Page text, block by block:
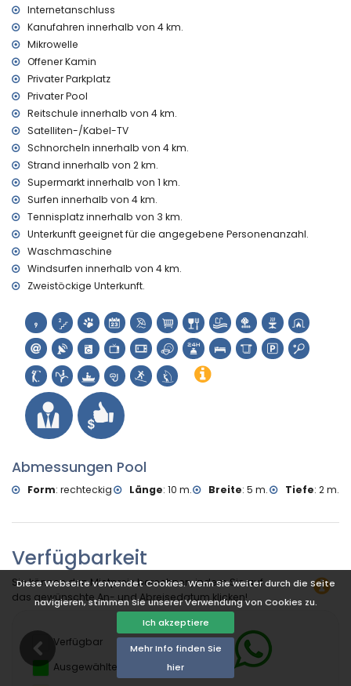
Diese Webseite verwendet Cookies. Wenn Sie weiter durch die Seite
navigieren, stimmen Sie unserer Verwendung von Cookies zu.
Ich akzeptiere
Mehr Info finden Sie
hier
Anlagen und Dienstleistungen enthalten im Mietpreis des
Ferienhauses
Staubsauger und Bügeleisen und-brett
Bettwäsche und Handtücher
24 Stunden telefonische Unterstützung
Unterhaltung und Freizeitaktivitäten für Ihre Ferien in Alfaz
Del Pi, Costa Blanca
Kino, Diskothek, NachtClub, Bar, Promenade, Themenpark
(innerhalb von 5 Kilometern vom Haus)
Wasserpark (Agualandia) (innerhalb von 10 Kilometern vom
Haus)
Sehenswürdigkeiten und Kultur in Alfaz Del Pi, Costa Blanca
Kirche (Alfaz de Pi) (innerhalb von 5 Kilometern von der
Unterkunft)
Tennis, Golf, Pferdesport, Kanusport, Schnorcheln, Surfen und
Wasserski (innerhalb von 5 Kilometern des Ferienhauses)
Internetanschluss
Kanufahren innerhalb von 4 km.
Mikrowelle
Offener Kamin
Privater Parkplatz
Privater Pool
Reitschule innerhalb von 4 km.
Satelliten-/Kabel-TV
Schnorcheln innerhalb von 4 km.
Strand innerhalb von 2 km.
Supermarkt innerhalb von 1 km.
Surfen innerhalb von 4 km.
Tennisplatz innerhalb von 3 km.
Unterkunft geeignet für die angegebene Personenanzahl.
Waschmaschine
Windsurfen innerhalb von 4 km.
Zweistöckige Unterkunft.
Abmessungen Pool
Form: rechteckig Länge: 10 m. Breite:5 m. Tiefe: 2 m.
Verfügbarkeit
Sie können den Mietpreis berechnen, indem Sie auf
das gewünschte An- und Abreisedatum klicken!
Verfügbar
Ausgewählte Termine